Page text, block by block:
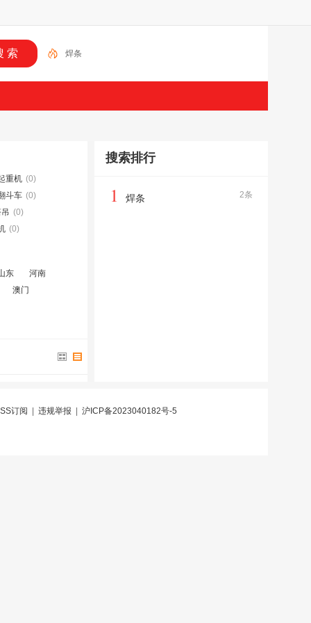
焊条
重机 (0)
斗车 (0)
(0)
(0)
东
河南
澳门
搜索排行
2条
1 焊条
订阅 违规举报 沪ICP备2023040182号-5